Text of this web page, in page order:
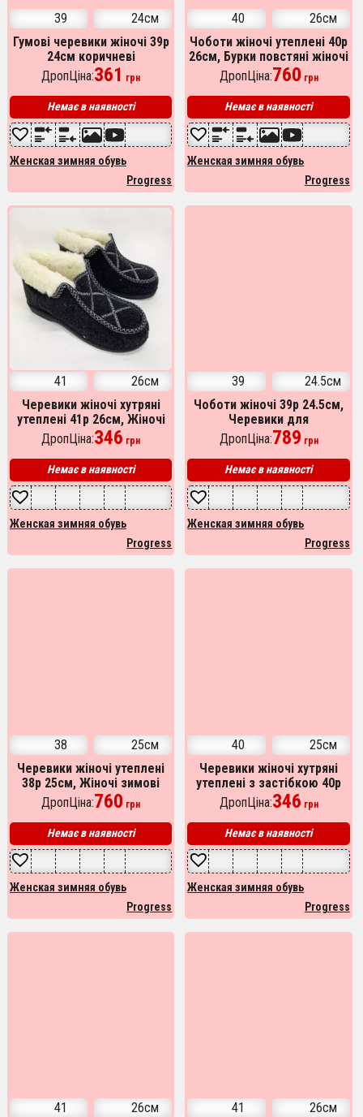
39
24см
Гумові черевики жіночі 39р
24см коричневі
ДропЦіна:361 грн
Немає в наявності
Женская зимняя обувь
Progress
40
26см
Чоботи жіночі утеплені 40р
26см, Бурки повстяні жіночі
суконні
ДропЦіна:760 грн
Немає в наявності
Женская зимняя обувь
Progress
41
26см
Черевики жіночі хутряні
утеплені 41р 26см, Жіночі
зимові черевики з повсті,
Бурки для дому
ДропЦіна:346 грн
Немає в наявності
Женская зимняя обувь
Progress
39
24.5см
Чоботи жіночі 39р 24.5см,
Черевики для
екстремального холоду,
Челсі з еластичними
вставками
ДропЦіна:789 грн
Немає в наявності
Женская зимняя обувь
Progress
38
25см
Черевики жіночі утеплені
38р 25см, Жіночі зимові
черевики з повсті
ДропЦіна:760 грн
Немає в наявності
Женская зимняя обувь
Progress
40
25см
Черевики жіночі хутряні
утеплені з застібкою 40р
25см, Жіночі зимові
черевики з повсті
ДропЦіна:346 грн
Немає в наявності
Женская зимняя обувь
Progress
41
26см
41
26см